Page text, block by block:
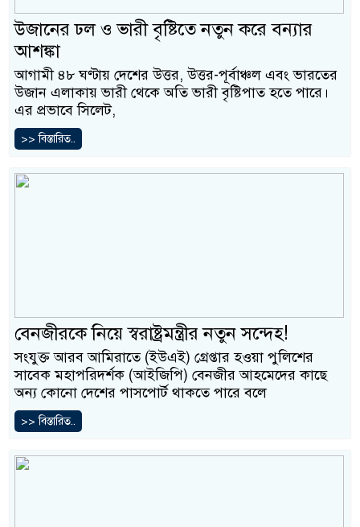
উজানের ঢল ও ভারী বৃষ্টিতে নতুন করে বন্যার
আশঙ্কা
আগামী ৪৮ ঘণ্টায় দেশের উত্তর, উত্তর-পূর্বাঞ্চল এবং ভারতের
উজান এলাকায় ভারী থেকে অতি ভারী বৃষ্টিপাত হতে পারে।
এর প্রভাবে সিলেট,
>> বিস্তারিত..
বেনজীরকে নিয়ে স্বরাষ্ট্রমন্ত্রীর নতুন সন্দেহ!
সংযুক্ত আরব আমিরাতে (ইউএই) গ্রেপ্তার হওয়া পুলিশের
সাবেক মহাপরিদর্শক (আইজিপি) বেনজীর আহমেদের কাছে
অন্য কোনো দেশের পাসপোর্ট থাকতে পারে বলে
>> বিস্তারিত..